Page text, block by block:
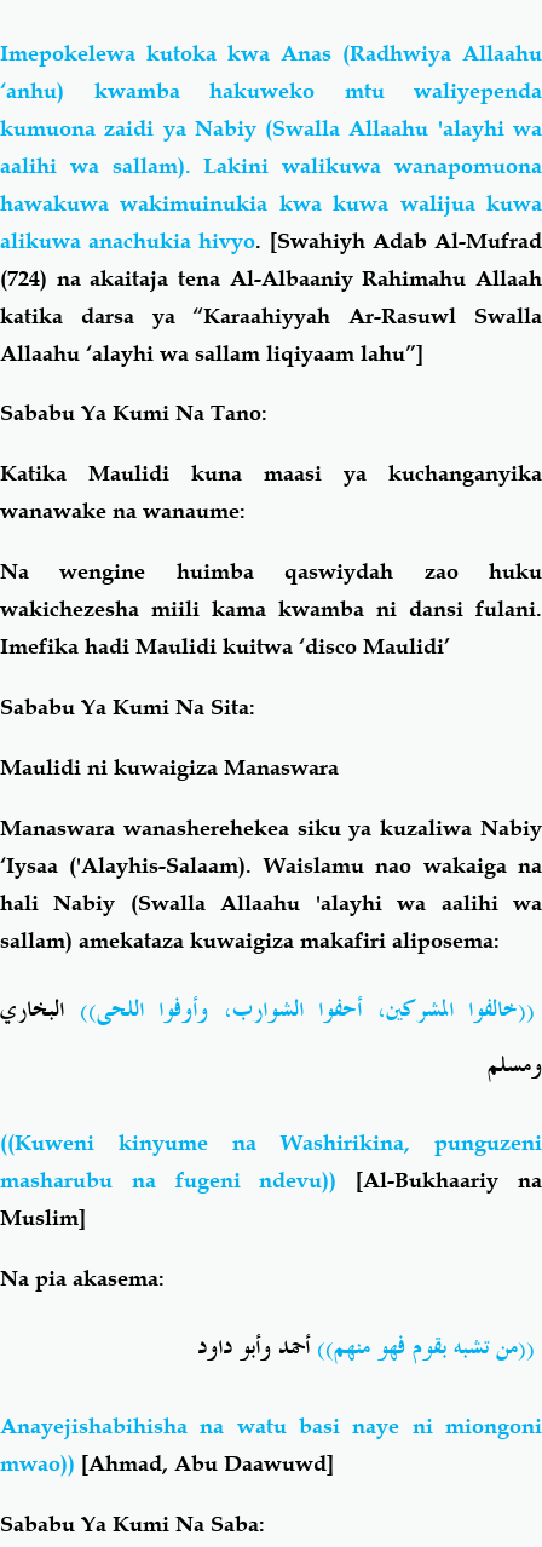
Imepokelewa kutoka kwa Anas (Radhwiya Allaahu
‘anhu) kwamba hakuweko mtu waliyependa
kumuona zaidi ya Nabiy (Swalla Allaahu 'alayhi wa
aalihi wa sallam). Lakini walikuwa wanapomuona
hawakuwa wakimuinukia kwa kuwa walijua kuwa
alikuwa anachukia hivyo. [Swahiyh Adab Al-Mufrad
(724) na akaitaja tena Al-Albaaniy Rahimahu Allaah
katika darsa ya “Karaahiyyah Ar-Rasuwl Swalla
Allaahu ‘alayhi wa sallam liqiyaam lahu”]
Sababu Ya Kumi Na Tano:
Katika Maulidi kuna maasi ya kuchanganyika
wanawake na wanaume:
Na wengine huimba qaswiydah zao huku
wakichezesha miili kama kwamba ni dansi fulani.
Imefika hadi Maulidi kuitwa ‘disco Maulidi’
Sababu Ya Kumi Na Sita:
Maulidi ni kuwaigiza Manaswara
Manaswara wanasherehekea siku ya kuzaliwa Nabiy
‘Iysaa ('Alayhis-Salaam). Waislamu nao wakaiga na
hali Nabiy (Swalla Allaahu 'alayhi wa aalihi wa
sallam) amekataza kuwaigiza makafiri aliposema:
((خالفوا المشركين، أحفوا الشوارب، وأوفوا اللحى)) البخاري
ومسلم
((Kuweni kinyume na Washirikina, punguzeni
masharubu na fugeni ndevu)) [Al-Bukhaariy na
Muslim]
Na pia akasema:
((من تشبه بقوم فهو منهم))أحمد وأبو داود
Anayejishabihisha na watu basi naye ni miongoni
mwao)) [Ahmad, Abu Daawuwd]
Sababu Ya Kumi Na Saba: